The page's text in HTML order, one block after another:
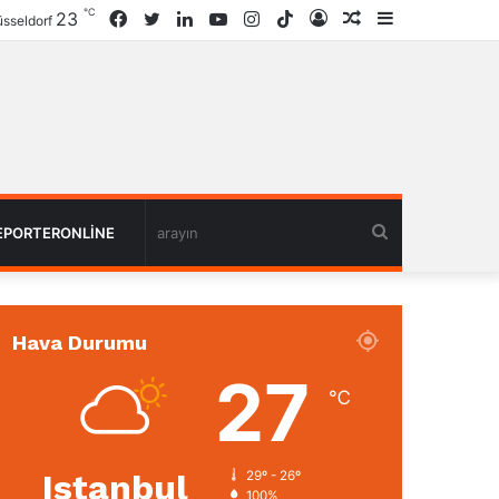
Rastgele
Giriş
TikTok
Instagram
YouTube
LinkedIn
Twitter
Facebook
23 ℃
Hava Durumu
Istanbul
27 ℃
29º - 26º
100%